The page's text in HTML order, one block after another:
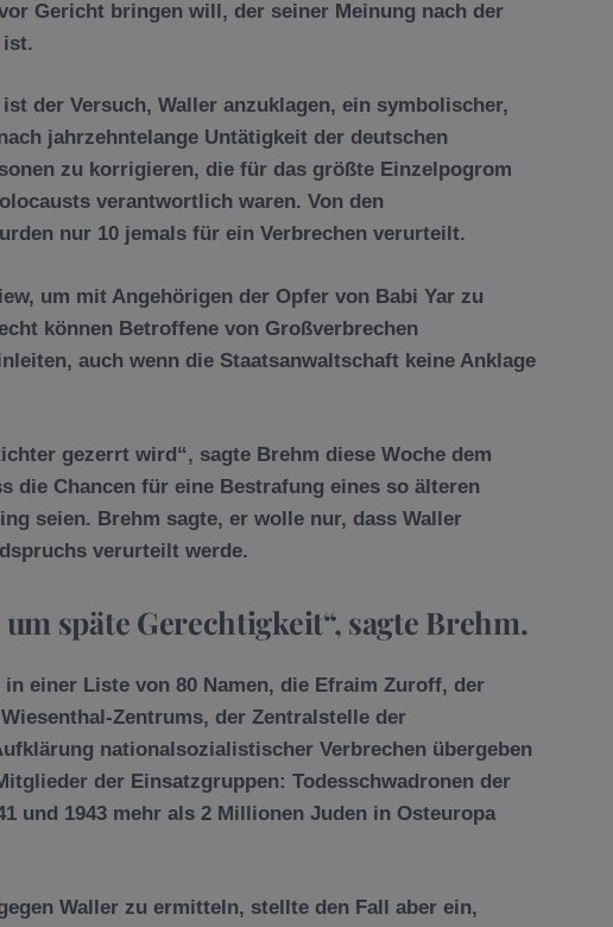
Gericht bringen will, der seiner Meinung nach der
ist.
der Versuch, Waller anzuklagen, ein symbolischer,
jahrzehntelange Untätigkeit der deutschen
zu korrigieren, die für das größte Einzelpogrom
verantwortlich waren. Von den
nur 10 jemals für ein Verbrechen verurteilt.
um mit Angehörigen der Opfer von Babi Yar zu
können Betroffene von Großverbrechen
auch wenn die Staatsanwaltschaft keine Anklage
gezerrt wird“, sagte Brehm diese Woche dem
die Chancen für eine Bestrafung eines so älteren
seien. Brehm sagte, er wolle nur, dass Waller
verurteilt werde.
späte Gerechtigkeit“, sagte Brehm.
einer Liste von 80 Namen, die Efraim Zuroff, der
Zentrums, der Zentralstelle der
nationalsozialistischer Verbrechen übergeben
der Einsatzgruppen: Todesschwadronen der
und 1943 mehr als 2 Millionen Juden in Osteuropa
Waller zu ermitteln, stellte den Fall aber ein,